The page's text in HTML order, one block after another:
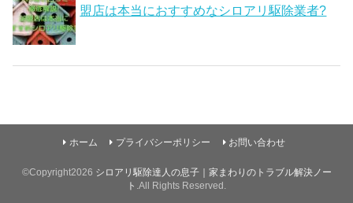
盟店は本当におすすめなシロアリ駆除業者?
ホーム プライバシーポリシー お問い合わせ
©Copyright2026 シロアリ駆除達人の息子｜家まわりのトラブル解決ノー
ト .All Rights Reserved.